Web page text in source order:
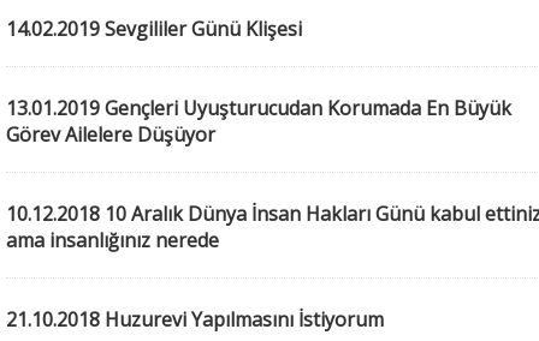
14.02.2019 Sevgililer Günü Klişesi
13.01.2019 Gençleri Uyuşturucudan Korumada En Büyük
Görev Ailelere Düşüyor
10.12.2018 10 Aralık Dünya İnsan Hakları Günü kabul
ama insanlığınız nerede
21.10.2018 Huzurevi Yapılmasını İstiyorum